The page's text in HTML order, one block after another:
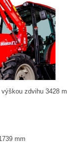
zdvihu 3428
mm